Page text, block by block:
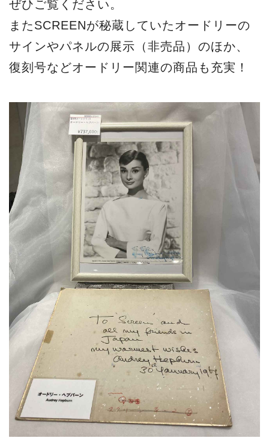
ぜひご覧ください。
またSCREENが秘蔵していたオードリーの
サインやパネルの展示（非売品）のほか、
復刻号などオードリー関連の商品も充実！